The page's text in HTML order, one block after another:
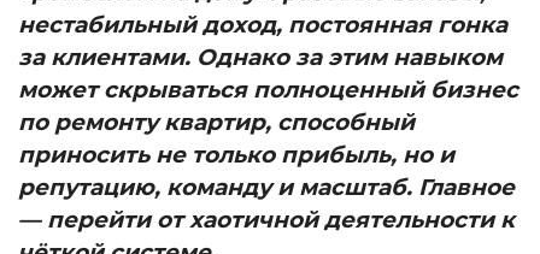
нестабильный доход, постоянная гонка
за клиентами. Однако за этим навыком
может скрываться полноценный бизнес
по ремонту квартир, способный
приносить не только прибыль, но и
репутацию, команду и масштаб. Главное
— перейти от хаотичной деятельности к